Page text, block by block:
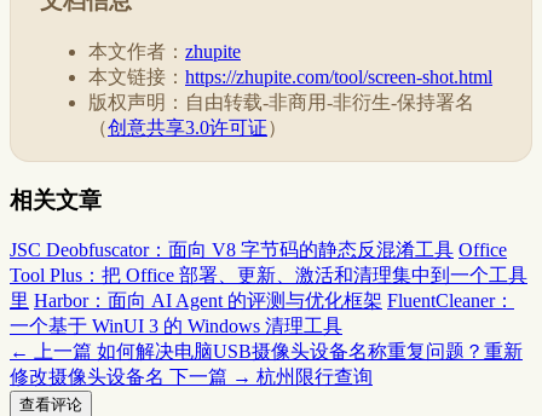
本文作者： zhupite
本文链接： https://zhupite.com/tool/screen-shot.html
版权声明：自由转载-非商用-非衍生-保持署名
（创意共享3.0许可证）
相关文章
JSC Deobfuscator：面向 V8 字节码的静态反混淆工具 Office
Tool Plus：把 Office 部署、更新、激活和清理集中到一个工具
里 Harbor：面向 AI Agent 的评测与优化框架 FluentCleaner：
一个基于 WinUI 3 的 Windows 清理工具
← 上一篇 如何解决电脑USB摄像头设备名称重复问题？重新
修改摄像头设备名 下一篇 → 杭州限行查询
查看评论